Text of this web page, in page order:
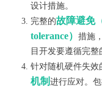
设计措施。
完整的故障避免
tolerance） 措施
目开发要遵循完整
针对随机硬件失效
机制 进行应对。